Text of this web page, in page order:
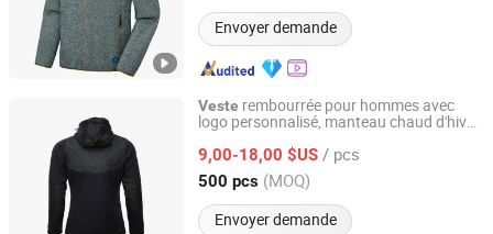
Envoyer demande
Veste rembourrée pour hommes avec
logo personnalisé, manteau chaud d'hiver,
serrage, poche zippée
9,00-18,00 $US / pcs
500 pcs (MOQ)
Envoyer demande
Hubei Yuyuan Garments Co., Ltd.
Hubei, China Depuis 2025